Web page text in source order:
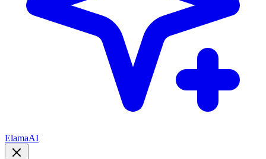
ElamaAI